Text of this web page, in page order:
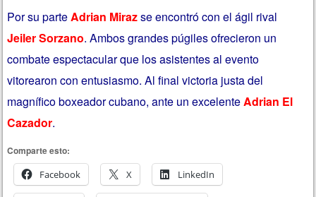
Por su parteAdrian Mirazse encontró con el ágil rival
Jeiler Sorzano. Ambos grandes púgiles ofrecieron un
combate espectacular que los asistentes al evento
vitorearon con entusiasmo. Al final victoria justa del
magnífico boxeador cubano, ante un excelenteAdrian El
Cazador.
Comparte esto:
Facebook
X LinkedIn